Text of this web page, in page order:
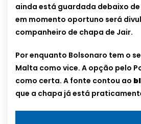
ainda está guardada debaixo de
em momento oportuno será
companheiro de chapa de Jair.
Por enquanto Bolsonaro tem o
Malta como vice. A opção pelo
como certa. A fonte contou ao
que a chapa já está